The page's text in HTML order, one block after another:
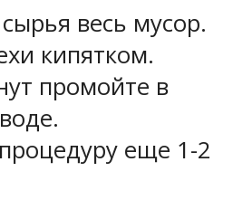
весь мусор.
кипятком.
промойте в
еще 1-2